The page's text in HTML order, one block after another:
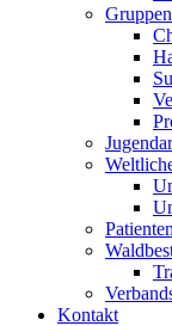
Kontakt